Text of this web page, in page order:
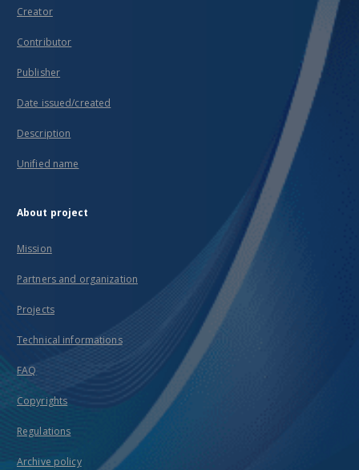
Creator
Contributor
Publisher
Date issued/created
Description
Unified name
About project
Mission
Partners and organization
Projects
Technical informations
FAQ
Copyrights
Regulations
Archive policy